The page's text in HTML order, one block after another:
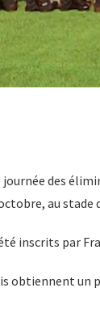
des
au stade
inscrits par
obtiennent un